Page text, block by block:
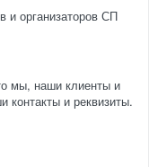
и организаторов СП
мы, наши клиенты и
и реквизиты.